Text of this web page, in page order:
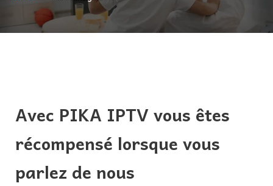
Avec PIKA IPTV vous êtes
récompensé lorsque vous
parlez de nous